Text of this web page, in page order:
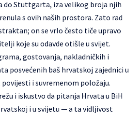
do Stuttgarta, iza velikog broja njih
s ovih naših prostora. Zato rad
on se vrlo često tiče upravo
koje su odavde otišle u svijet.
gostovanja, nakladničkih i
posvećenih baš hrvatskoj zajednici u
i suvremenom položaju.
i iskustvo da pitanja Hrvata u BiH
i u svijetu — a ta vidljivost